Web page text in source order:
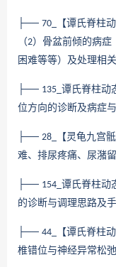
├── 70_ 【谭氏脊柱
（2）骨盆前倾的病症
困难等等）及处理相
├── 135_ 谭氏脊柱动
位方向的诊断及病症
├── 28_ 【灵龟九宫
难、排尿疼痛、尿潴留
├── 154_ 谭氏脊柱动
的诊断与调理思路及
├── 44_ 【谭氏脊柱
椎错位与神经异常松